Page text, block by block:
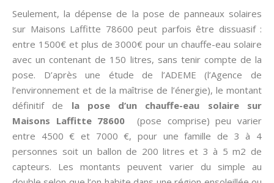
Seulement, la dépense de la pose de panneaux solaires
sur Maisons Laffitte 78600 peut parfois être dissuasif :
entre 1500€ et plus de 3000€ pour un chauffe-eau solaire
avec un contenant de 150 litres, sans tenir compte de la
pose. D’après une étude de l’ADEME (l’Agence de
l’environnement et de la maîtrise de l’énergie), le montant
définitif de la pose d’un chauffe-eau solaire sur
Maisons Laffitte 78600 (pose comprise) peu varier
entre 4500 € et 7000 €, pour une famille de 3 à 4
personnes soit un ballon de 200 litres et 3 à 5 m2 de
capteurs. Les montants peuvent varier du simple au